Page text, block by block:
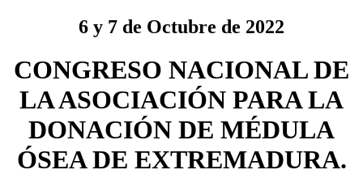
6 y 7 de Octubre de 2022
CONGRESO NACIONAL DE
LA ASOCIACIÓN PARA LA
DONACIÓN DE MÉDULA
ÓSEA DE EXTREMADURA.